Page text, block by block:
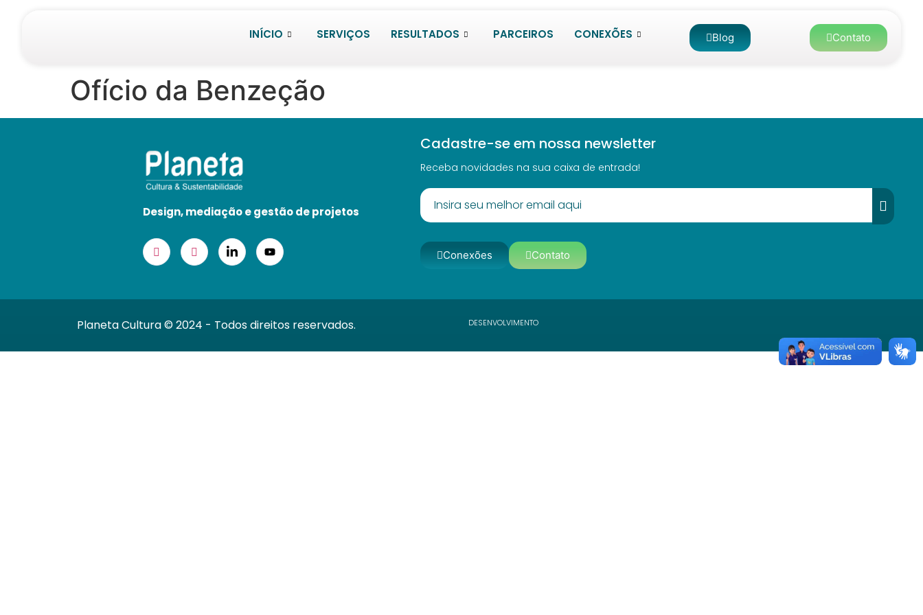
INÍCIO SERVIÇOS RESULTADOS PARCEIROS CONEXÕES Blog Contato
Ofício da Benzeção
Design, mediação e gestão de projetos
Cadastre-se em nossa newsletter
Receba novidades na sua caixa de entrada!
Conexões Contato
Planeta Cultura © 2024 - Todos direitos reservados. DESENVOLVIMENTO